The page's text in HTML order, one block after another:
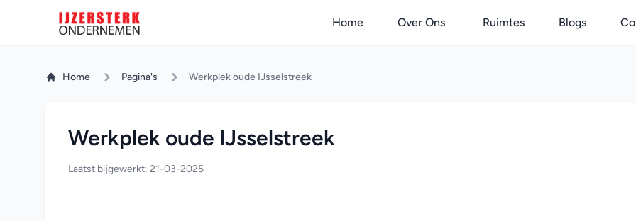
Home Over Ons Ruimtes Blogs
Home Pagina's Werkplek oude IJsselstreek
Werkplek oude IJsselstreek
Laatst bijgewerkt: 21-03-2025